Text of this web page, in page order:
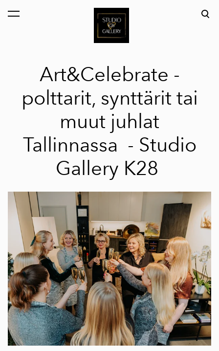
on lisätty ostoskoriin. Katso ostoskoria
Art&Celebrate -
polttarit, synttärit tai
muut juhlat
Tallinnassa - Studio
Gallery K28